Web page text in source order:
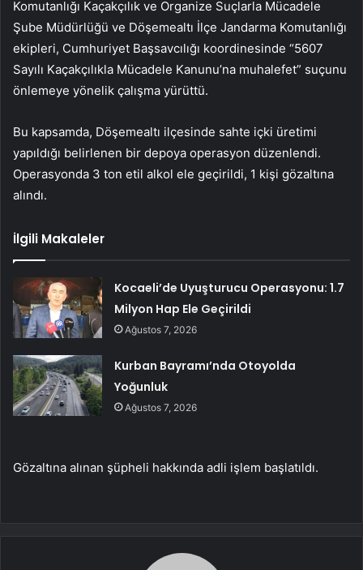
Komutanlığı Kaçakçılık ve Organize Suçlarla Mücadele
Şube Müdürlüğü ve Döşemealtı İlçe Jandarma Komutanlığı
ekipleri, Cumhuriyet Başsavcılığı koordinesinde “5607
Sayılı Kaçakçılıkla Mücadele Kanunu’na muhalefet” suçunu
önlemeye yönelik çalışma yürüttü.
Bu kapsamda, Döşemealtı ilçesinde sahte içki üretimi
yapıldığı belirlenen bir depoya operasyon düzenlendi.
Operasyonda 3 ton etil alkol ele geçirildi, 1 kişi gözaltına
alındı.
İlgili Makaleler
Kocaeli’de Uyuşturucu Operasyonu: 1.7
Milyon Hap Ele Geçirildi
Ağustos 7, 2026
Kurban Bayramı’nda Otoyolda
Yoğunluk
Ağustos 7, 2026
Gözaltına alınan şüpheli hakkında adli işlem başlatıldı.